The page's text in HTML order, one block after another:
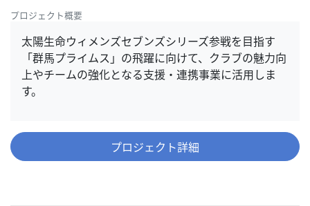
プロジェクト概要
太陽生命ウィメンズセブンズシリーズ参戦を目指す
「群馬プライムス」の飛躍に向けて、クラブの魅力向
上やチームの強化となる支援・連携事業に活用しま
す。
プロジェクト詳細